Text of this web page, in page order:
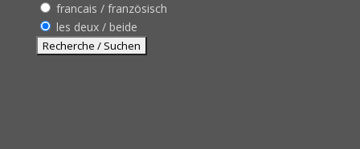
francais / französisch
les deux / beide